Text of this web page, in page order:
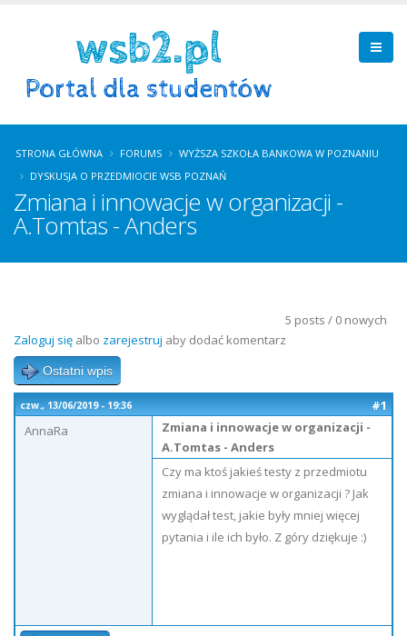
STRONA GŁÓWNA FORUMS
WYŻSZA SZKOŁA BANKOWA W POZNANIU
DYSKUSJA O PRZEDMIOCIE WSB POZNAŃ
Zmiana i innowacje w organizacji -
A.Tomtas - Anders
5 posts / 0 nowych
Zaloguj się albo zarejestruj aby dodać komentarz
Ostatni wpis
czw., 13/06/2019 - 19:36
#1
AnnaRa
Zmiana i innowacje w organizacji -
A.Tomtas - Anders
Czy ma ktoś jakieś testy z przedmiotu
zmiana i innowacje w organizacji ? Jak
wyglądał test, jakie były mniej więcej
pytania i ile ich było. Z góry dziękuje :)